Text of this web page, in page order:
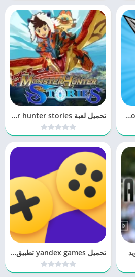
Stick War: Legacy Mod (Unlimited Diamonds) تحميل لعبة monster hunter stories للاندرويد مجانا
تحميل yandex games تطبيق واحد للكل